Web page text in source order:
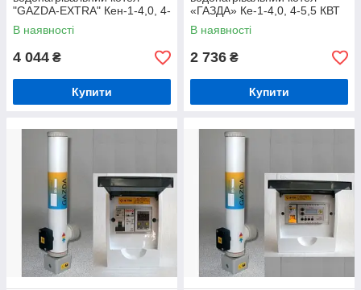
"GAZDA-EXTRA" Кен-1-4,0, 4-
4,5 КВТ із комплектом
автоматики Люкс
В наявності
4 044 ₴
Купити
«ГАЗДА» Ке-1-4,0, 4-5,5 КВТ
із комплектом автоматики
В наявності
2 736 ₴
Купити